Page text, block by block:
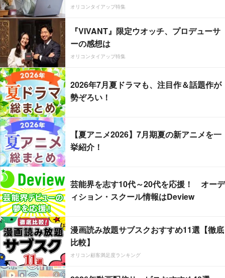
オリコンタイアップ特集
『VIVANT』限定ウオッチ、プロデューサ
ーの感想は
オリコンタイアップ特集
2026年7月夏ドラマも、注目作＆話題作が
勢ぞろい！
【夏アニメ2026】7月期夏の新アニメを一
挙紹介！
芸能界を志す10代～20代を応援！ オーデ
ィション・スクール情報はDeview
漫画読み放題サブスクおすすめ11選【徹底
比較】
オリコン顧客満足度ランキング